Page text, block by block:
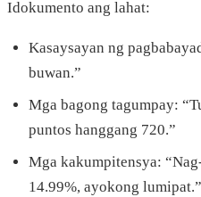
Idokumento ang lahat:
Kasaysayan ng
buwan.”
Mga bagong tagumpay:
puntos hanggang 720.”
Mga kakumpitensya:
14.99%, ayokong lumipat.”